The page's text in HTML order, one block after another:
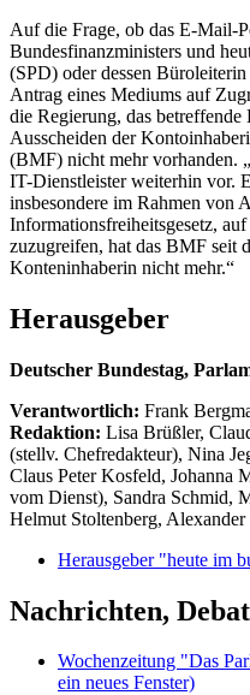
Auf die Frage, ob das E-Mail-
Bundesfinanzministers und
(SPD) oder dessen
Antrag eines Mediums auf
die Regierung, das
Ausscheiden der
(BMF) nicht mehr vorhanden.
IT-Dienstleister weiterhin vor.
insbesondere im Rahmen von
Informationsfreiheitsgesetz,
zuzugreifen, hat das BMF seit
Konteninhaberin nicht mehr.“
Herausgeber
Deutscher Bundestag,
Verantwortlich: Frank
Redaktion: Lisa Brüßler,
(stellv. Chefredakteur), Nina
Claus Peter Kosfeld, Johanna
vom Dienst), Sandra Schmid,
Helmut Stoltenberg, Alexander
Herausgeber "heute im
Nachrichten,
Wochenzeitung "Das
ein neues Fenster)